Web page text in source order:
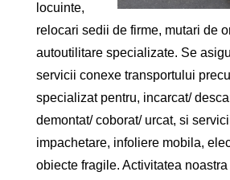
locuinte,
relocari sedii de firme, mutari de
autoutilitare specializate. Se
servicii conexe transportului
specializat pentru, incarcat/
demontat/ coborat/ urcat, si
impachetare, infoliere mobila,
obiecte fragile. Activitatea